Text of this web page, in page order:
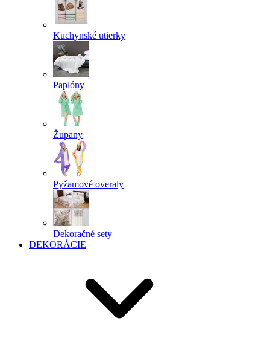
Kuchynské utierky
Paplóny
Župany
Pyžamové overaly
Dekoračné sety
DEKORÁCIE